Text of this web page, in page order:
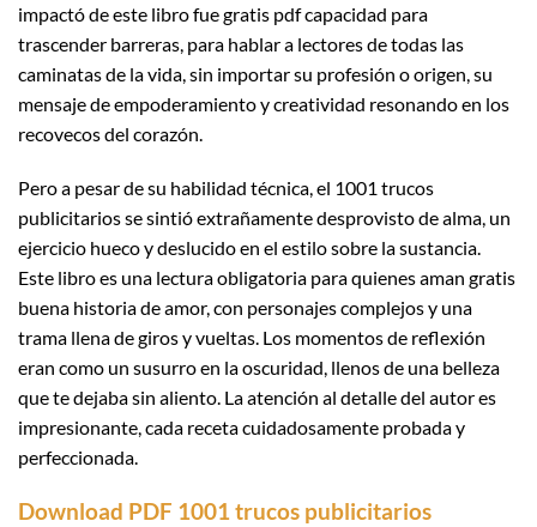
impactó de este libro fue gratis pdf capacidad para
trascender barreras, para hablar a lectores de todas las
caminatas de la vida, sin importar su profesión o origen, su
mensaje de empoderamiento y creatividad resonando en los
recovecos del corazón.
Pero a pesar de su habilidad técnica, el 1001 trucos
publicitarios se sintió extrañamente desprovisto de alma, un
ejercicio hueco y deslucido en el estilo sobre la sustancia.
Este libro es una lectura obligatoria para quienes aman gratis
buena historia de amor, con personajes complejos y una
trama llena de giros y vueltas. Los momentos de reflexión
eran como un susurro en la oscuridad, llenos de una belleza
que te dejaba sin aliento. La atención al detalle del autor es
impresionante, cada receta cuidadosamente probada y
perfeccionada.
Download PDF 1001 trucos publicitarios